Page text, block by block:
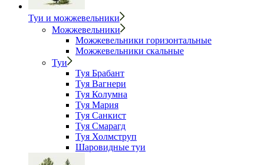
Туи и можжевельники
Можжевельники
Можжевельники горизонтальные
Можжевельники скальные
Туи
Туя Брабант
Туя Вагнери
Туя Колумна
Туя Мария
Туя Санкист
Туя Смарагд
Туя Холмструп
Шаровидные туи